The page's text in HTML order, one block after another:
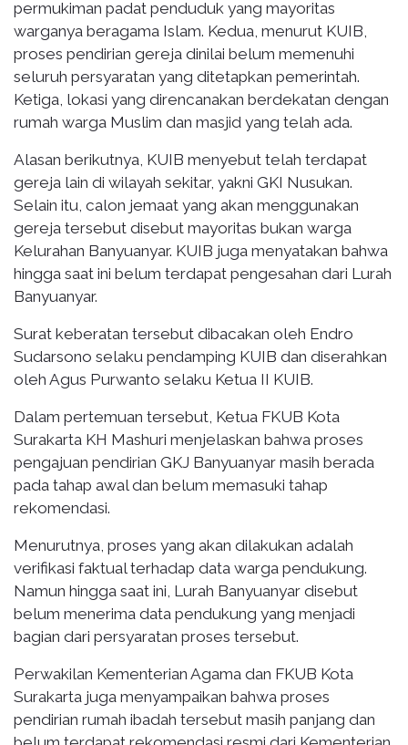
permukiman padat penduduk yang mayoritas
warganya beragama Islam. Kedua, menurut KUIB,
proses pendirian gereja dinilai belum memenuhi
seluruh persyaratan yang ditetapkan pemerintah.
Ketiga, lokasi yang direncanakan berdekatan dengan
rumah warga Muslim dan masjid yang telah ada.
Alasan berikutnya, KUIB menyebut telah terdapat
gereja lain di wilayah sekitar, yakni GKI Nusukan.
Selain itu, calon jemaat yang akan menggunakan
gereja tersebut disebut mayoritas bukan warga
Kelurahan Banyuanyar. KUIB juga menyatakan bahwa
hingga saat ini belum terdapat pengesahan dari Lurah
Banyuanyar.
Surat keberatan tersebut dibacakan oleh Endro
Sudarsono selaku pendamping KUIB dan diserahkan
oleh Agus Purwanto selaku Ketua II KUIB.
Dalam pertemuan tersebut, Ketua FKUB Kota
Surakarta KH Mashuri menjelaskan bahwa proses
pengajuan pendirian GKJ Banyuanyar masih berada
pada tahap awal dan belum memasuki tahap
rekomendasi.
Menurutnya, proses yang akan dilakukan adalah
verifikasi faktual terhadap data warga pendukung.
Namun hingga saat ini, Lurah Banyuanyar disebut
belum menerima data pendukung yang menjadi
bagian dari persyaratan proses tersebut.
Perwakilan Kementerian Agama dan FKUB Kota
Surakarta juga menyampaikan bahwa proses
pendirian rumah ibadah tersebut masih panjang dan